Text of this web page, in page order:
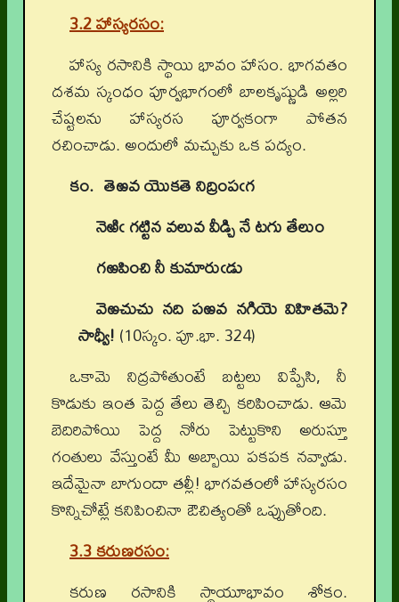
3.2 హాస్యరసం:
హాస్య రసానికి స్థాయి భావం హాసం. భాగవతం
దశమ స్కంధం పూర్వభాగంలో బాలకృష్ణుడి అల్లరి
చేష్టలను హాస్యరస పూర్వకంగా పోతన
రచించాడు. అందులో మచ్చుకు ఒక పద్యం.
కం. తెఱవ యొకతె నిద్రింపఁగ
నెఱిఁ గట్టిన వలువ వీడ్చి నే టగు తేలుం
గఱపించి నీ కుమారుఁడు
వెఱచుచు నది పఱవ నగియె విహితమె?
సాధ్వీ!(10స్కం. పూ.భా. 324)
ఒకామె నిద్రపోతుంటే బట్టలు విప్పేసి, నీ
కొడుకు ఇంత పెద్ద తేలు తెచ్చి కరిపించాడు. ఆమె
బెదిరిపోయి పెద్ద నోరు పెట్టుకొని అరుస్తూ
గంతులు వేస్తుంటే మీ అబ్బాయి పకపక నవ్వాడు.
ఇదేమైనా బాగుందా తల్లీ! భాగవతంలో హాస్యరసం
కొన్నిచోట్లే కనిపించినా ఔచిత్యంతో ఒప్పుతోంది.
3.3 కరుణరసం:
కరుణ రసానికి స్థాయూభావం శోకం.